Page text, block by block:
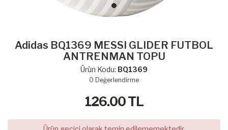
Adidas BQ1369 MESSI GLIDER FUTBOL
ANTRENMAN TOPU
Ürün Kodu: BQ1369
0 Değerlendirme
126.00TL